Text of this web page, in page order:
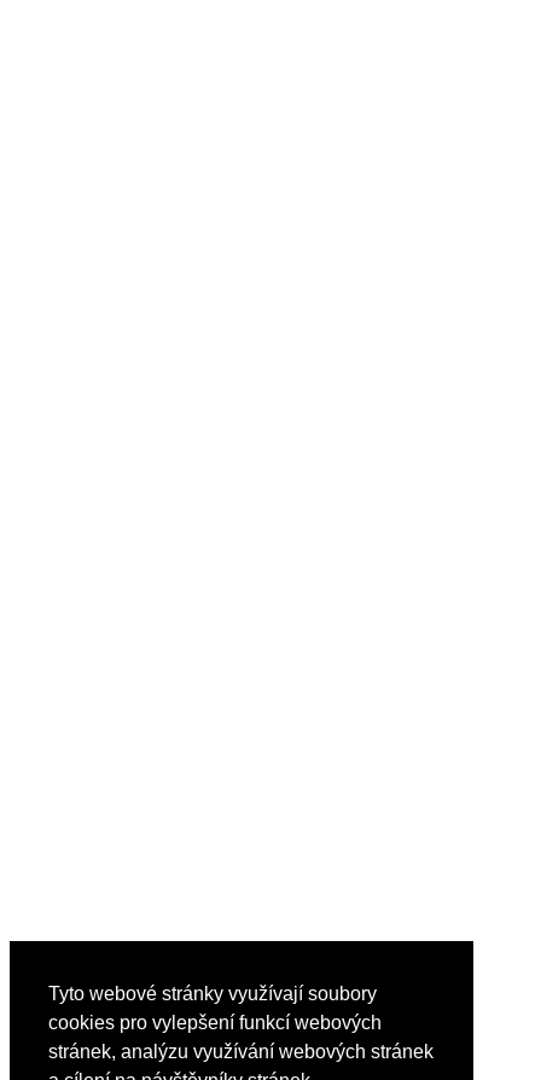
Tyto webové stránky využívají soubory
cookies pro vylepšení funkcí webových
stránek, analýzu využívání webových stránek